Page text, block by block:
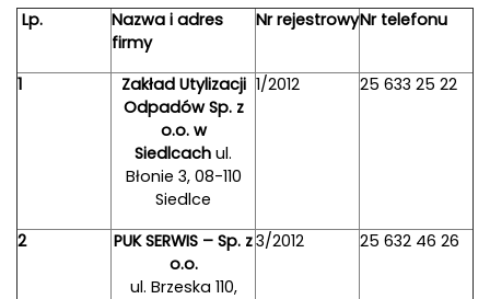
Lp.
Nazwa i adres
firmy
Nr rejestrowyNr telefonu
1
Zakład Utylizacji
Odpadów Sp. z
o.o. w
Siedlcach ul.
Błonie 3, 08-110
Siedlce
1/2012 25 633 25 22
2
PUK SERWIS – Sp. z
o.o.
ul. Brzeska 110,
3/2012 25 632 46 26